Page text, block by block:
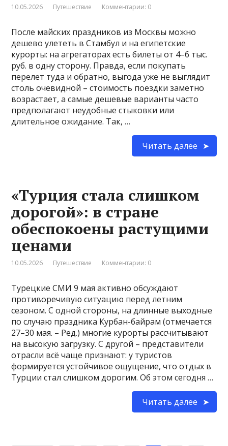
10.05.2026 Путешествие Комментарии: 0
После майских праздников из Москвы можно
дешево улететь в Стамбул и на египетские
курорты: на агрегаторах есть билеты от 4–6 тыс.
руб. в одну сторону. Правда, если покупать
перелет туда и обратно, выгода уже не выглядит
столь очевидной – стоимость поездки заметно
возрастает, а самые дешевые варианты часто
предполагают неудобные стыковки или
длительное ожидание. Так, …
Читать далее
«Турция стала слишком
дорогой»: в стране
обеспокоены растущими
ценами
10.05.2026 Путешествие Комментарии: 0
Турецкие СМИ 9 мая активно обсуждают
противоречивую ситуацию перед летним
сезоном. С одной стороны, на длинные выходные
по случаю праздника Курбан-байрам (отмечается
27–30 мая. – Ред.) многие курорты рассчитывают
на высокую загрузку. С другой – представители
отрасли всё чаще признают: у туристов
формируется устойчивое ощущение, что отдых в
Турции стал слишком дорогим. Об этом сегодня …
Читать далее